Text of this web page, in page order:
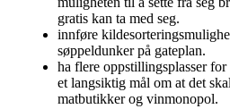
gratis kan ta med seg.
innføre
søppeldunker på gateplan.
ha flere oppstillingsplasser
et langsiktig mål om at det
matbutikker og vinmonopol.